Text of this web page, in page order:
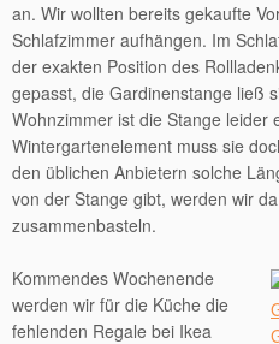
an. Wir wollten bereits gekaufte
Schlafzimmer aufhängen. Im
der exakten Position des
gepasst, die Gardinenstange ließ
Wohnzimmer ist die Stange leider
Wintergartenelement muss sie
den üblichen Anbietern solche
von der Stange gibt, werden wir
zusammenbasteln.
Kommendes Wochenende
werden wir für die Küche die
fehlenden Regale bei Ikea